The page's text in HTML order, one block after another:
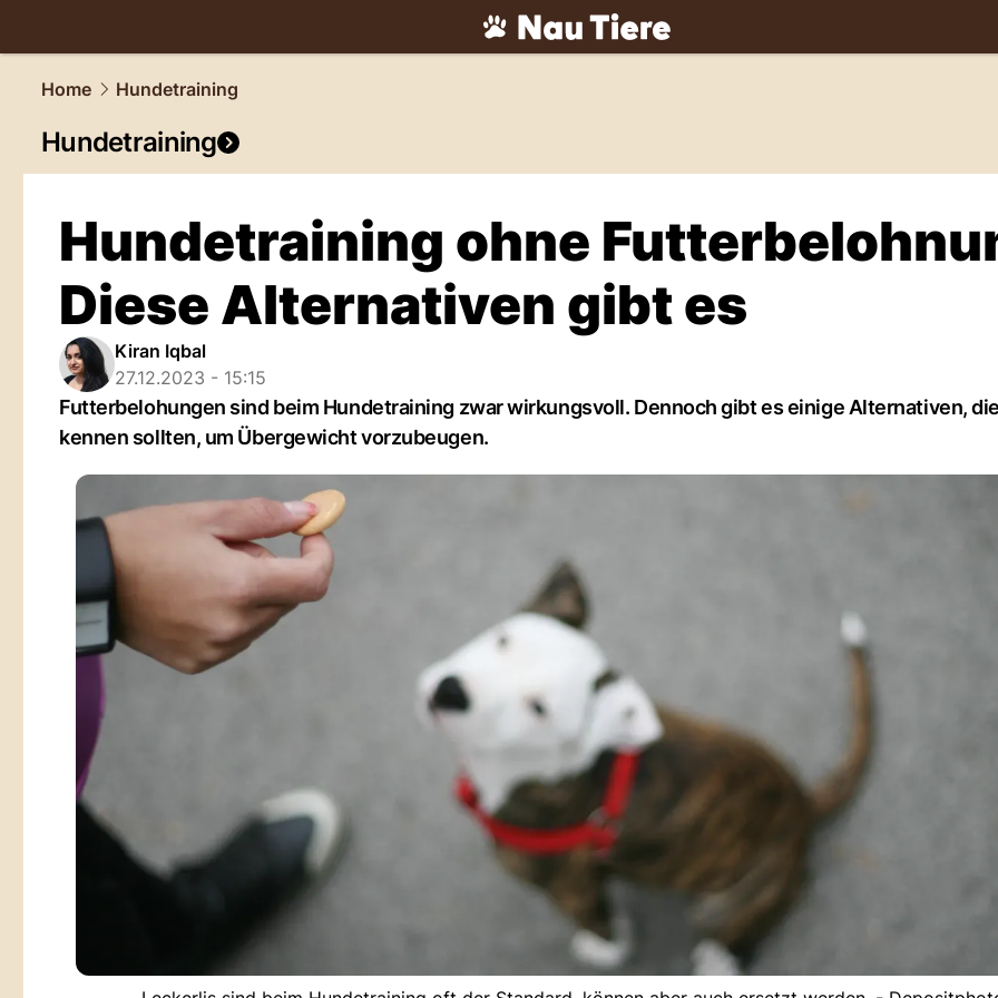
tiere.NAU.ch
Home
Hundetraining
Hundetraining
Hundetraining ohne
Diese Alternativen gibt es
Kiran Iqbal
27.12.2023 - 15:15
Futterbelohungen sind beim Hundetraining zwar wirkungsvoll. Dennoch gibt es einige Alternativen,
kennen sollten, um Übergewicht vorzubeugen.